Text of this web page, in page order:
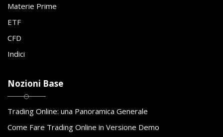
Materie Prime
ETF
CFD
Indici
Nozioni Base
Trading Online: una Panoramica Generale
Come Fare Trading Online in Versione Demo